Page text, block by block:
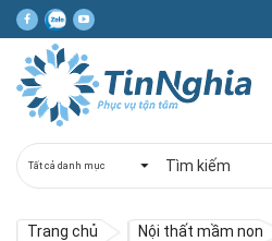
Trang chủ Nội thất mầm non